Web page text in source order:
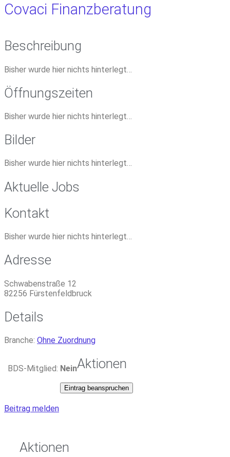
Covaci Finanzberatung
Beschreibung
Bisher wurde hier nichts hinterlegt…
Öffnungszeiten
Bisher wurde hier nichts hinterlegt…
Bilder
Bisher wurde hier nichts hinterlegt…
Aktuelle Jobs
Kontakt
Bisher wurde hier nichts hinterlegt…
Adresse
Schwabenstraße 12
82256 Fürstenfeldbruck
Details
Branche: Ohne Zuordnung
BDS-Mitglied: NeinAktionen
Eintrag beanspruchen
Beitrag melden
Aktionen